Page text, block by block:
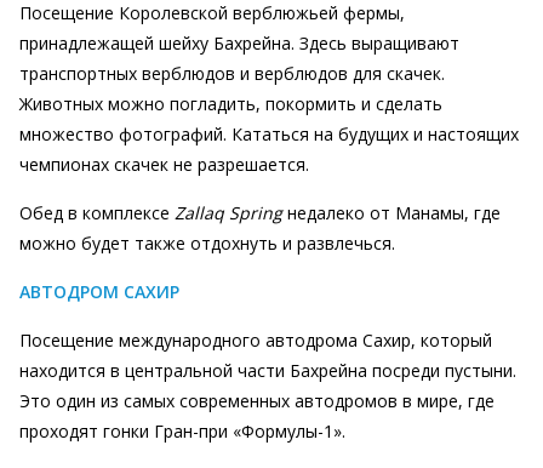
Посещение Королевской верблюжьей фермы,
принадлежащей шейху Бахрейна. Здесь выращивают
транспортных верблюдов и верблюдов для скачек.
Животных можно погладить, покормить и сделать
множество фотографий. Кататься на будущих и настоящих
чемпионах скачек не разрешается.
Обед в комплексе Zallaq Springнедалеко от Манамы, где
можно будет также отдохнуть и развлечься.
АВТОДРОМ САХИР
Посещение международного автодрома Сахир, который
находится в центральной части Бахрейна посреди пустыни.
Это один из самых современных автодромов в мире, где
проходят гонки Гран-при «Формулы-1».